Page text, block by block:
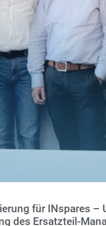
für INspares –
des Ersatzteil-